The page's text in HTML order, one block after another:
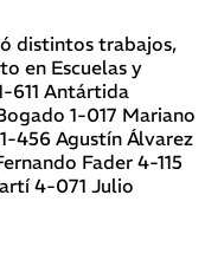
distintos trabajos,
en Escuelas y
611 Antártida
1-017 Mariano
456 Agustín Álvarez
Fader 4-115
4-071 Julio